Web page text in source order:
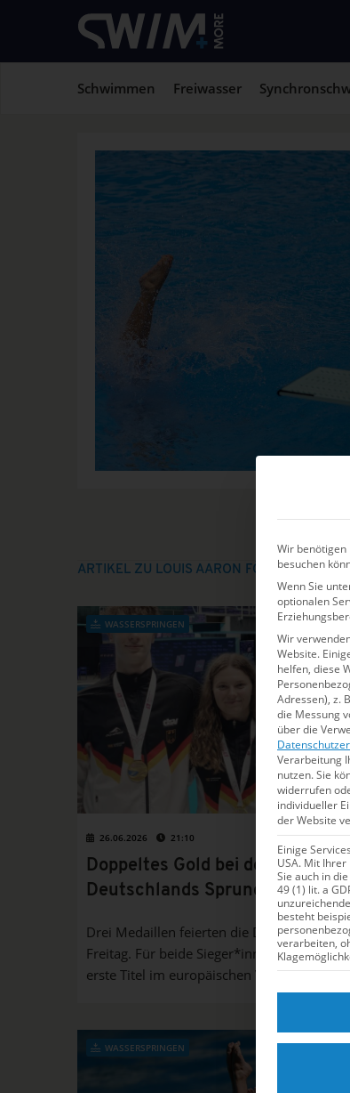
Schwimmen Freiwasser
ARTIKEL ZU LOUIS AARON FÖRSTER
WASSERSPRINGEN
26.06.2026 21:10
Doppeltes Gold bei der JEM für
Deutschlands
Drei Medaillen feierten die DSV-Talente am
Freitag. Für beide Sieger*innen war es
erste Titel im europäischen Vergleich.
WASSERSPRINGEN
Wir benötigen
besuchen
Wenn Sie
optionalen
Wir
Website.
helfen, diese
Adressen), z.
die Messung
über die
Verarbeitung
nutzen.Sie
widerrufen
individueller
der Website
Einige
USA. Mit
Sie auch in
49 (1) lit. a
besteht
verarbeiten,